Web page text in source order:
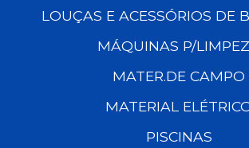
LOUÇAS E ACESSÓRIOS DE
MÁQUINAS P/
MATER.DE CAMPO
MATERIAL
PISCINAS